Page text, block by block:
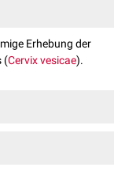
Erhebung der
(Cervix vesicae).